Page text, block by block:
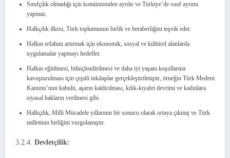
Sınıfçılık olmadığı için komünizmden ayrılır ve Türkiye’de sınıf ayrımı
yapmaz.
Halkçılık ilkesi, Türk toplumunun birlik ve beraberliğini teşvik eder.
Halkın refahını artırmak için ekonomik, sosyal ve kültürel alanlarda
uygulamalar yapmayı hedefler.
Halkın eğitilmesi, bilinçlendirilmesi ve daha iyi yaşam koşullarına
kavuşturulması için çeşitli inkılaplar gerçekleştirilmiştir, örneğin Türk Medeni
Kanunu’nun kabulü, aşarın kaldırılması, kılık-kıyafet devrimi ve kadınlara
siyasal hakların verilmesi gibi.
Halkçılık, Milli Mücadele yıllarının bir sonucu olarak ortaya çıkmış ve Türk
milletinin birliğini vurgulamıştır.
3.2.4. Devletçilik: